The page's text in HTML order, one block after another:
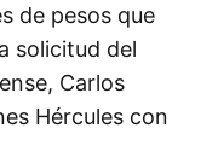
de pesos que
solicitud del
Carlos
Hércules con